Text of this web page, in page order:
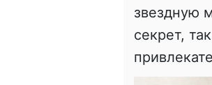
звездную
секрет,